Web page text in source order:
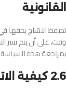
القانونية
تحتفظ النسّاج بحقها
وقت، على أن يتم نشر
بمراجعة هذه السياسة
2.6 كيفية الاتصال بنا